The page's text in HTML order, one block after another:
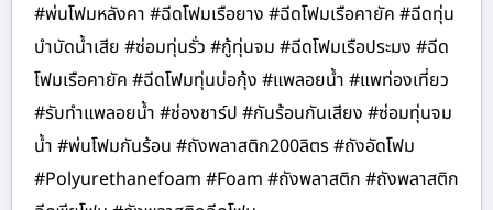
#พ่นโฟมหลังคา #ฉีดโฟมเรือยาง #ฉีดโฟมเรือคายัค #ฉีดทุ่น
บำบัดน้ำเสีย #ซ่อมทุ่นรั่ว #กู้ทุ่นจม #ฉีดโฟมเรือประมง #ฉีด
โฟมเรือคายัค #ฉีดโฟมทุ่นบ่อกุ้ง #แพลอยน้ำ #แพท่องเที่ยว
#รับทำแพลอยน้ำ #ช่องชาร์ป #กันร้อนกันเสียง #ซ่อมทุ่นจม
น้ำ #พ่นโฟมกันร้อน #ถังพลาสติก200ลิตร #ถังอัดโฟม
#Polyurethanefoam #Foam #ถังพลาสติก #ถังพลาสติก